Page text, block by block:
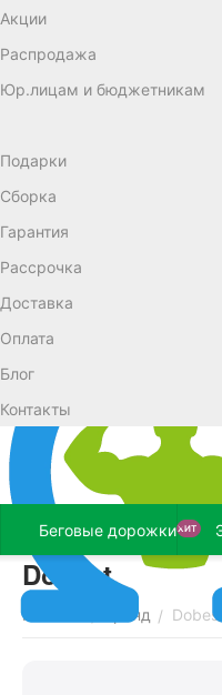
Акции
Распродажа
Юр.лицам и бюджетникам
Подарки
Сборка
Гарантия
Рассрочка
Доставка
Оплата
Блог
Контакты
Беговые дорожкиХИТ
Dobest
Главная Бренд / Dobest